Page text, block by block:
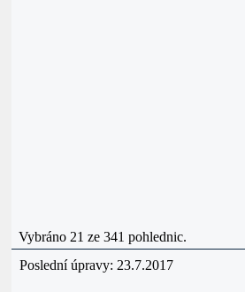
Vybráno 21 ze 341 pohlednic.
Poslední úpravy: 23.7.2017